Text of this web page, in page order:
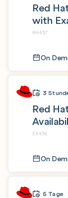
Red
with
RH437
On
3
Red
EX436
On
5 Tage